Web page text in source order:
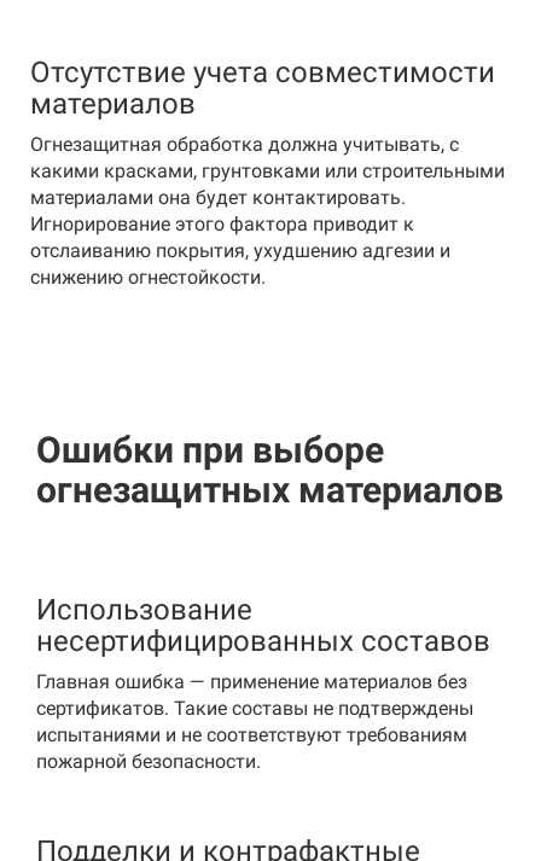
Отсутствие учета совместимости
материалов
Огнезащитная обработка должна учитывать, с
какими красками, грунтовками или строительными
материалами она будет контактировать.
Игнорирование этого фактора приводит к
отслаиванию покрытия, ухудшению адгезии и
снижению огнестойкости.
Ошибки при выборе
огнезащитных материалов
Использование
несертифицированных составов
Главная ошибка — применение материалов без
сертификатов. Такие составы не подтверждены
испытаниями и не соответствуют требованиям
пожарной безопасности.
Подделки и контрафактные